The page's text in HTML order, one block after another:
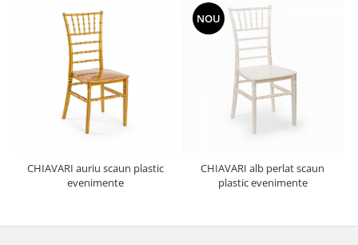
CHIAVARI auriu scaun plastic
evenimente
NOU
CHIAVARI alb perlat scaun
plastic evenimente